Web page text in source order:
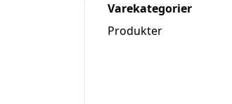
Varekategorier
Produkter